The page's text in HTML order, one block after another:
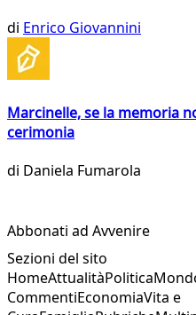
di Enrico Giovannini
Marcinelle, se la memoria
cerimonia
di Daniela Fumarola
Abbonati ad Avvenire
Sezioni del sito
HomeAttualitàPolitica
CommentiEconomiaVita e